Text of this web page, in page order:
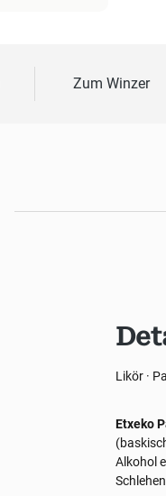
Zum Winzer
Likör ·
Etxeko
Alkohol